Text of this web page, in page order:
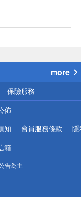
more
保險服務
佈
知 會員服務條款 隱
箱
告為主